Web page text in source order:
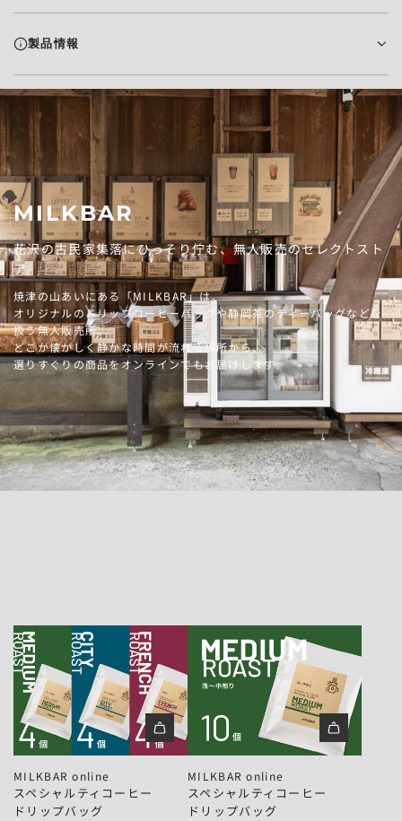
製品情報
MILKBAR
花沢の古民家集落にひっそり佇む、無人販売のセレクトスト
ア。
焼津の山あいにある「MILKBAR」は、
オリジナルのドリップコーヒーバッグや静岡茶のティーバッグなどを
扱う無人販売所。
どこか懐かしく静かな時間が流れる場所から、
選りすぐりの商品をオンラインでもお届けします。
ス
シ
ャ
MILKBAR online
スペシャルティコーヒー
ドリップバッグ
シ
ャ
MILKBAR online
スペシャルティコーヒー
ドリップバッグ